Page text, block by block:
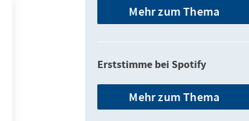
Mehr zum Thema
Erststimme bei Spotify
Mehr zum Thema